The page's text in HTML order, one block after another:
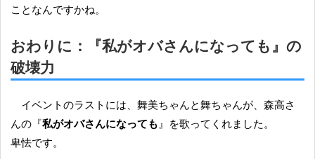
ことなんですかね。
おわりに：『私がオバさんになっても 』の
破壊力
イベントのラストには、舞美ちゃんと舞ちゃんが、森高さ
んの『私がオバさんになっても 』を歌ってくれました。
卑怯です。